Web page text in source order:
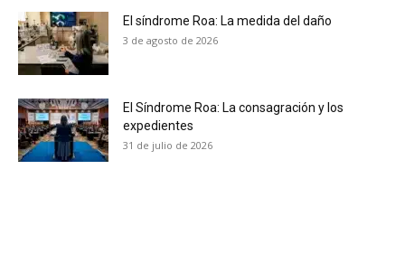
No te pierdas de las
últimas noticias
recibe todas las noticias del vapeo y la
reducción de daños en tu correo
electrónico.
El síndrome Roa: La medida del daño
3 de agosto de 2026
El Síndrome Roa: La consagración y los
expedientes
31 de julio de 2026